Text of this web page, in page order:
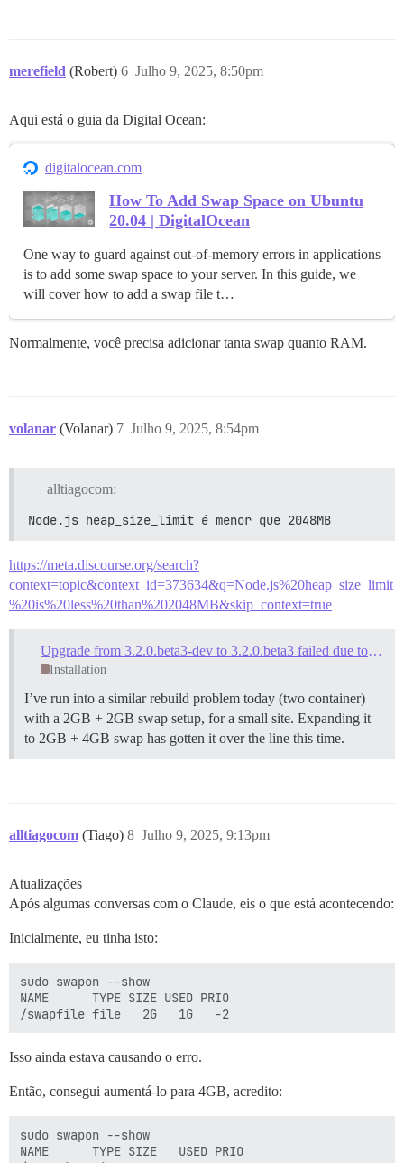
merefield (Robert) Julho 9, 2025, 8:50pm
6
Aqui está o guia da Digital Ocean:
digitalocean.com
How To Add Swap Space on Ubuntu
20.04 | DigitalOcean
One way to guard against out-of-memory errors in applications
is to add some swap space to your server. In this guide, we
will cover how to add a swap file t…
Normalmente, você precisa adicionar tanta swap quanto RAM.
volanar (Volanar) Julho 9, 2025, 8:54pm
7
alltiagocom:
Node.js heap_size_limit é menor que 2048MB
https://meta.discourse.org/search?
context=topic&context_id=373634&q=Node.js%20heap_size_limit
%20is%20less%20than%202048MB&skip_context=true
Upgrade from 3.2.0.beta3-dev to 3.2.0.beta3 failed due to out of memory
Installation
I’ve run into a similar rebuild problem today (two container)
with a 2GB + 2GB swap setup, for a small site. Expanding it
to 2GB + 4GB swap has gotten it over the line this time.
alltiagocom (Tiago) Julho 9, 2025, 9:13pm
8
Atualizações
Após algumas conversas com o Claude, eis o que está acontecendo:
Inicialmente, eu tinha isto:
sudo swapon --show
NAME      TYPE SIZE USED PRIO
Isso ainda estava causando o erro.
Então, consegui aumentá-lo para 4GB, acredito:
sudo swapon --show
NAME      TYPE SIZE   USED PRIO